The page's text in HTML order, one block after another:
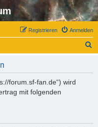
Anmelden
Registrieren
forum.sf-fan.de“) wird
mit folgenden